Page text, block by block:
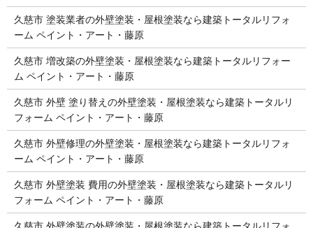
久慈市 塗装業者の外壁塗装・屋根塗装なら建築トータルリフォ
ーム ペイント・アート・藤原
久慈市 増改築の外壁塗装・屋根塗装なら建築トータルリフォー
ム ペイント・アート・藤原
久慈市 外壁 塗り替えの外壁塗装・屋根塗装なら建築トータルリ
フォーム ペイント・アート・藤原
久慈市 外壁修理の外壁塗装・屋根塗装なら建築トータルリフォ
ーム ペイント・アート・藤原
久慈市 外壁塗装 費用の外壁塗装・屋根塗装なら建築トータルリ
フォーム ペイント・アート・藤原
久慈市 外壁塗装の外壁塗装・屋根塗装なら建築トータルリフォ